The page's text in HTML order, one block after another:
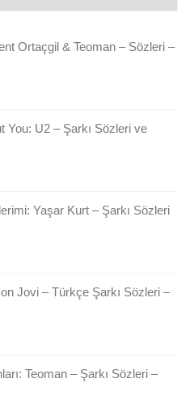
Ortaçgil & Teoman – Sözleri –
You: U2 – Şarkı Sözleri ve
Yaşar Kurt – Şarkı Sözleri
Jovi – Türkçe Şarkı Sözleri –
Teoman – Şarkı Sözleri –